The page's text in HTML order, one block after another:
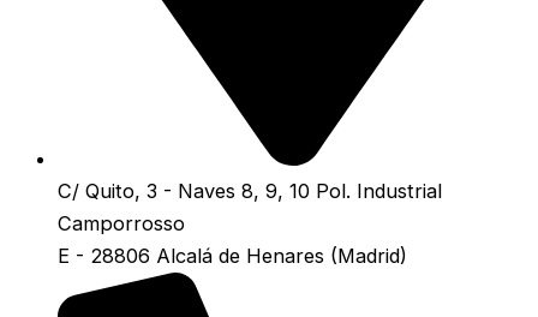
C/ Quito, 3 - Naves 8, 9, 10 Pol. Industrial
Camporrosso
E - 28806 Alcalá de Henares (Madrid)